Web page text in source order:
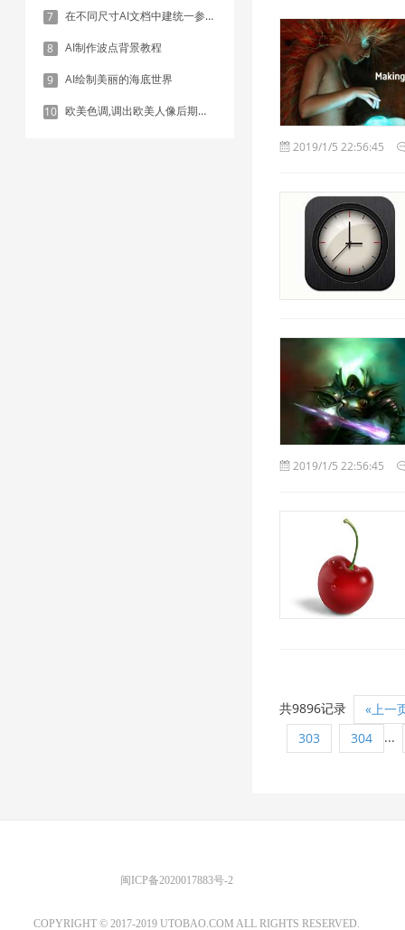
7 在不同尺寸AI文档中建统一参考线 - 方法1：对齐和分布
8 AI制作波点背景教程
9 AI绘制美丽的海底世界
10 欧美色调,调出欧美人像后期色调实例
2019/1/5 22:56:45
2019/1/5 22:56:45
共9896记录
«上一
303
304 ...
闽ICP备2020017883号-2
COPYRIGHT © 2017-2019 UTOBAO.COM ALL RIGHTS RESERVED.